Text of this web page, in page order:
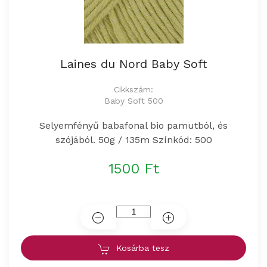
Laines du Nord Baby Soft
Cikkszám:
Baby Soft 500
Selyemfényű babafonal bio pamutból, és
szójából. 50g / 135m Színkód: 500
1500 Ft
Kosárba tesz